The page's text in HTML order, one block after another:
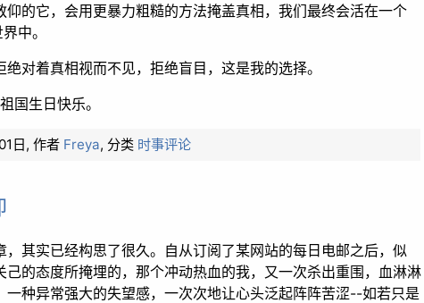
仰的它，会用更暴力粗糙的方法掩盖真相，我们最终会活在一个
中。
绝对着真相视而不见，拒绝盲目，这是我的选择。
国生日快乐。
日, 作者 Freya,分类 时事评论
，其实已经构思了很久。自从订阅了某网站的每日电邮之后，似
己的态度所掩埋的，那个冲动热血的我，又一次杀出重围，血淋淋
一种异常强大的失望感，一次次地让心头泛起阵阵苦涩--如若只是